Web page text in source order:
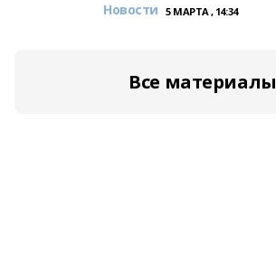
Новости 5 МАРТА , 14:34
Все материалы